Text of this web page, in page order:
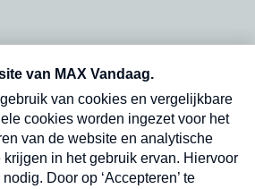
en dinsdagochtend in
Verzend